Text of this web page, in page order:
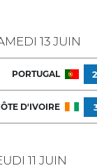
13 JUIN
PORTUGAL
D'IVOIRE
11 JUIN